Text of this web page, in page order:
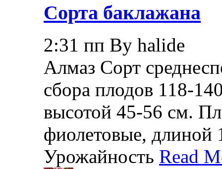
Сорта баклажана
2:31 пп By halide
Алмаз Сорт
сбора плодов 118-
высотой 45-56 см.
фиолетовые, длиной
Урожайность Read